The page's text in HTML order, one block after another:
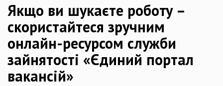
Якщо ви шукаєте роботу –
скористайтеся зручним
онлайн-ресурсом служби
зайнятості «Єдиний портал
вакансій»